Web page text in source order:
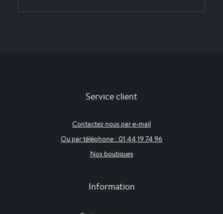
Service client
Contactez nous par e-mail
Ou par téléphone : 01 44 19 74 96
Nos boutiques
Information